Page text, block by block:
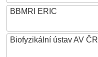
BBMRI ERIC
Biofyzikální ústav AV ČR